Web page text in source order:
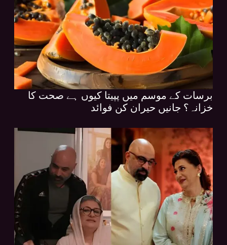
برسات کے موسم میں پپیتا کیوں ہے صحت کا
خزانہ؟ جانیں حیران کن فوائد